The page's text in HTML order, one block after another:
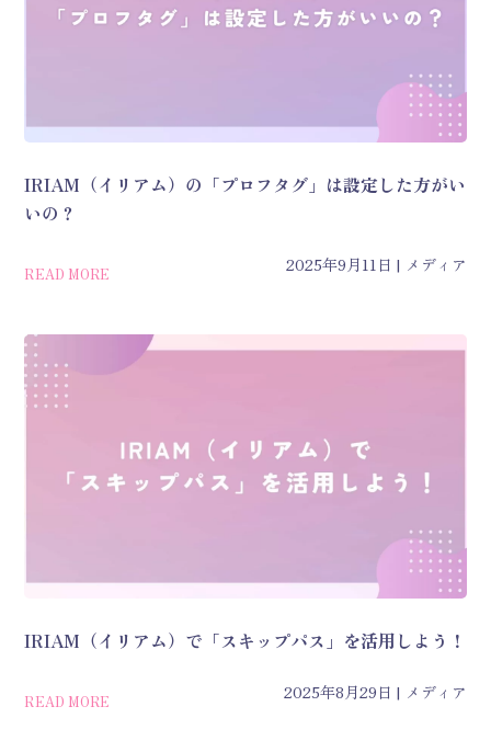
2025年9月11日 メディア
IRIAM（イリアム）の「プロフタグ」は設定した方がい
いの？
READ MORE
2025年8月29日 メディア
IRIAM（イリアム）で「スキップパス」を活用しよう！
READ MORE